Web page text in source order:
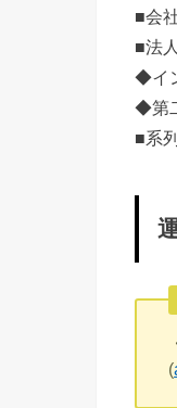
■会
■法
◆イ
◆第
■系
(